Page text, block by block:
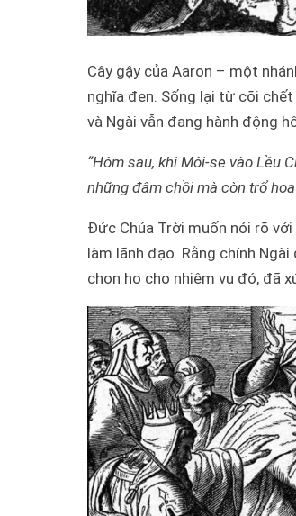
Cây gậy của Aaron – một
nghĩa đen. Sống lại từ cõi
và Ngài vẫn đang hành động
“Hôm sau, khi Môi-se vào Lều
những đâm chồi mà còn trổ
Đức Chúa Trời muốn nói rõ
làm lãnh đạo. Rằng chính
chọn họ cho nhiệm vụ đó, đã